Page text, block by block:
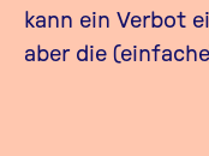
kann ein Verbot
aber die